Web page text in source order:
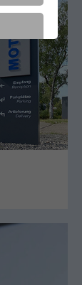
der
Datenschutz